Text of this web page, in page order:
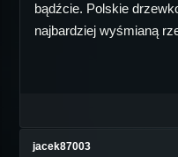
bądźcie. Polskie
najbardziej wyśmianą
jacek87003